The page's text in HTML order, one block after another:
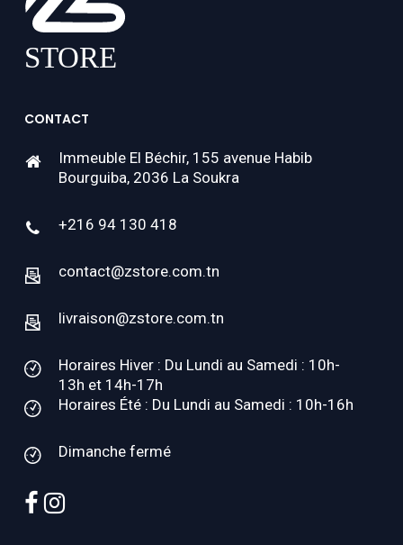
CONTACT
Immeuble El Béchir, 155 avenue Habib
Bourguiba, 2036 La Soukra
+216 94 130 418
contact@zstore.com.tn
livraison@zstore.com.tn
Horaires Hiver : Du Lundi au Samedi : 10h-
13h et 14h-17h
Horaires Été : Du Lundi au Samedi : 10h-16h
Dimanche fermé
facebook
instagram